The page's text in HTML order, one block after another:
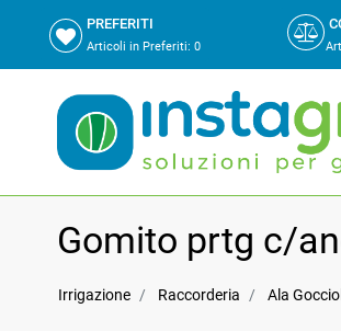
PREFERITI
Articoli in Preferiti: 0
Gomito prtg c/
Irrigazione Raccorderia Ala